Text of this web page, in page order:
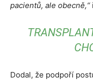
pacientů, ale obecně,“
Dodal, že podpoří